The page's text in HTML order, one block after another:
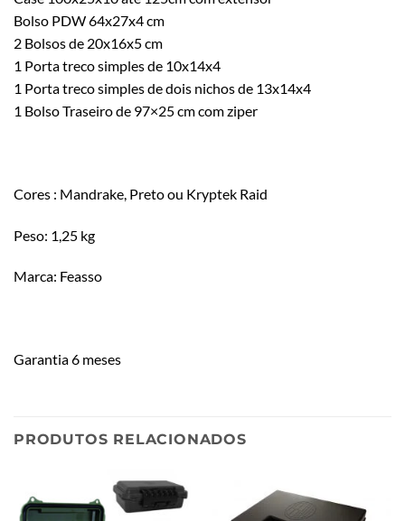
Bolso PDW 64x27x4 cm
2 Bolsos de 20x16x5 cm
1 Porta treco simples de 10x14x4
1 Porta treco simples de dois nichos de 13x14x4
1 Bolso Traseiro de 97×25 cm com ziper
Cores : Mandrake, Preto ou Kryptek Raid
Peso: 1,25 kg
Marca: Feasso
Garantia 6 meses
PRODUTOS RELACIONADOS